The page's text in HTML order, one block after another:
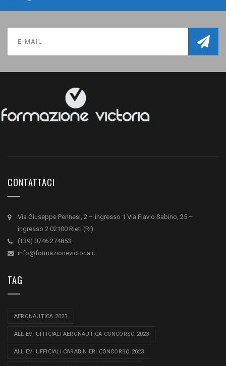
CONTATTACI
Via Giuseppe Pennesi, 2 – ingresso 1 Via Flavio Sabino, 25 –
ingresso 2 02100 Rieti (Ri)
(+39) 0746 274853
info@formazionevictoria.it
TAG
AERONAUTICA 2023
ALLIEVI UFFICIALI AERONAUTICA CONCORSO 2023
ALLIEVI UFFICIALI CARABINIERI CONCORSO 2023